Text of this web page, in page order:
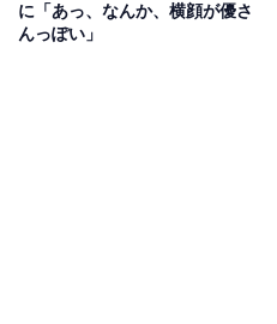
に「あっ、なんか、横顔が優さ
んっぽい」